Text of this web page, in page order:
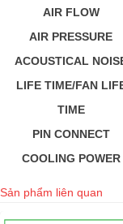
AIR FLOW
AIR PRESSURE
ACOUSTICAL
LIFE TIME/FAN
TIME
PIN CONNECT
COOLING POWER
Sản phẩm liên quan